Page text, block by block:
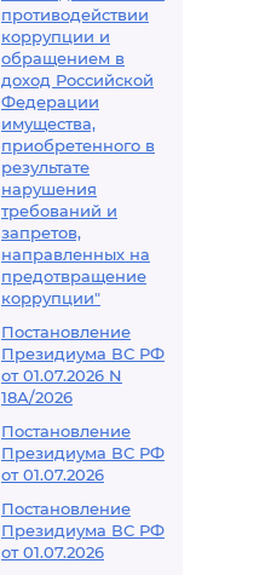
противодействии
коррупции и
обращением в
доход Российской
Федерации
имущества,
приобретенного в
результате
нарушения
требований и
запретов,
направленных на
предотвращение
коррупции"
Постановление
Президиума ВС РФ
от 01.07.2026 N
18А/2026
Постановление
Президиума ВС РФ
от 01.07.2026
Постановление
Президиума ВС РФ
от 01.07.2026